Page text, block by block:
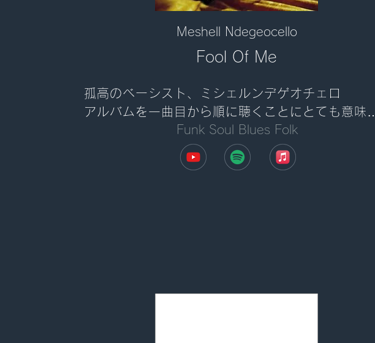
Meshell Ndegeocello
Fool Of Me
孤高のベーシスト、ミシェルンデゲオチェロ
アルバムを一曲目から順に聴くことにとても意味
あることを感じさせてくれる作品
どのアルバムもコンセプトが違えど彼女の色がし
かりと出てくる[アルバム/ Bitter 収録]
Funk Soul Blues Folk